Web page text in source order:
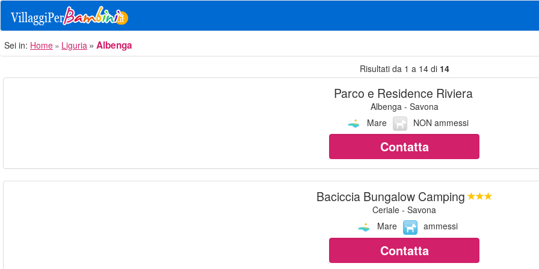
Sei in: Home Liguria Albenga
Risultati da 1 a 14 di 14
Parco e Residence Riviera
Albenga - Savona
Mare
NON ammessi
Contatta
Baciccia Bungalow Camping
Ceriale - Savona
Mare
ammessi
Contatta